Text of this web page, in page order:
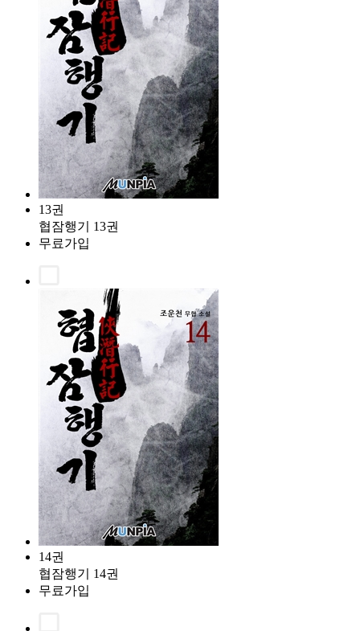
13권
협잠행기 13권
무료가입
14권
협잠행기 14권
무료가입